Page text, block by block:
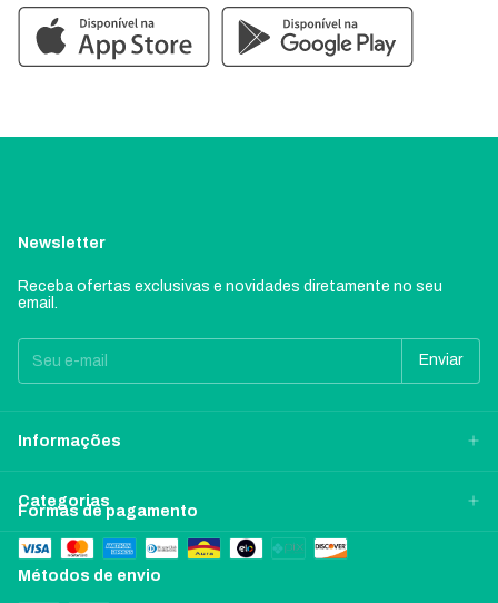
Newsletter
Receba ofertas exclusivas e novidades diretamente no seu
email.
Informações
Categorias
Formas de pagamento
Métodos de envio